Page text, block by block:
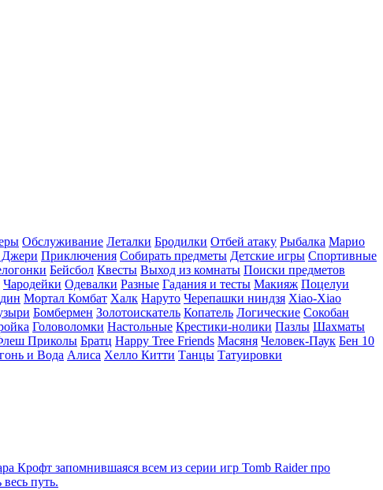
Обслуживание Леталки Бродилки Отбей атаку Рыбалка Марио
Приключения Собирать предметы Детские игры Спортивные
Бейсбол Квесты Выход из комнаты Поиски предметов
Чародейки Одевалки Разные Гадания и тесты Макияж Поцелуи
Мортал Комбат Халк Наруто Черепашки ниндзя Xiao-Xiao
Бомбермен Золотоискатель Копатель Логические Сокобан
Головоломки Настольные Крестики-нолики Пазлы Шахматы
Приколы Братц Happy Tree Friends Масяня Человек-Паук Бен 10
и Вода Алиса Хелло Китти Танцы Татуировки